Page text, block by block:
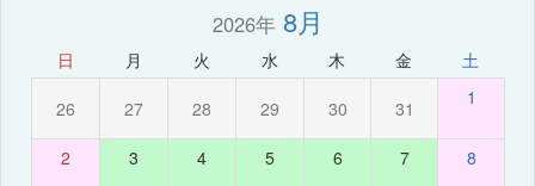
2026年8月
日 月 火 水 木 金 土
26 27 28 29 30 31 1
2 3 4 5 6 7 8